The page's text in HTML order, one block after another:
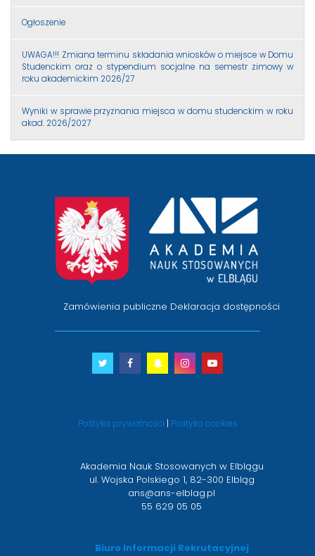
Ogłoszenie
UWAGA!!! Zmiana terminu składania wniosków o miejsce w Domu
Studenckim oraz o stypendium socjalne na semestr zimowy w
roku akademickim 2026/27
Wyniki w sprawie przyznania miejsca w domu studenckim w roku
akad. 2026/2027
Zamówienia publiczne Deklaracja dostępności
Twitter
otwiera
nowym
Facebook
otwiera
nowym
Snapchat
otwiera
nowym
Instagram
otwiera
nowym
Youtube
otwiera
nowym
Polityka prywatności | Polityka cookies
Akademia Nauk Stosowanych w Elblągu
ul. Wojska Polskiego 1, 82-300 Elbląg
ans@ans-elblag.pl
55 629 05 05
Biuro Informacji Rekrutacyjnej